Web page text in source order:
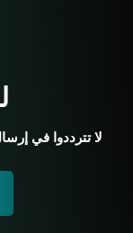
لا تترددوا في